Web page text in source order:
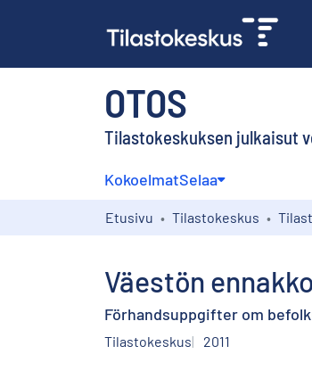
OTOS
Tilastokeskuksen julkaisut
KokoelmatSelaa
Etusivu Tilastokeskus
Väestön
Förhandsuppgifter om
Tilastokeskus 2011